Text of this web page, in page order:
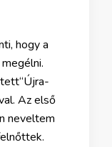
hogy a
Az első
neveltem